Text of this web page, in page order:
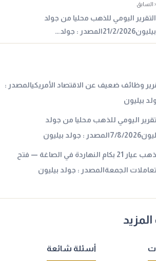
‹ السابق
التقرير اليومي للذهب محليا من جولد
بيليون21/2/2026المصدر : جولد…
وظائف ضعيف عن الاقتصاد الأمريكيالمصدر :
بيليون
اليومي للذهب محليا من جولد
: جولد بيليون
الذهب عيار 21 بكام النهاردة في الصاغة — فتح
الجمعةالمصدر : جولد بيليون
أسئلة شائعة